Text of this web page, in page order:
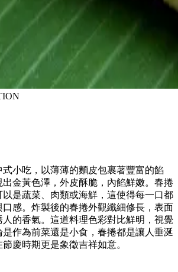
小吃，以薄薄的麵皮包裹著豐富的餡
金黃色澤，外皮酥脆，內餡鮮嫩。春捲
是蔬菜、肉類或海鮮，這使得每一口都
感。炸製後的春捲外觀纖細修長，表面
的香氣。這道料理色彩對比鮮明，視覺
是作為前菜還是小食，春捲都是讓人垂涎
慶時期更是象徵吉祥如意。